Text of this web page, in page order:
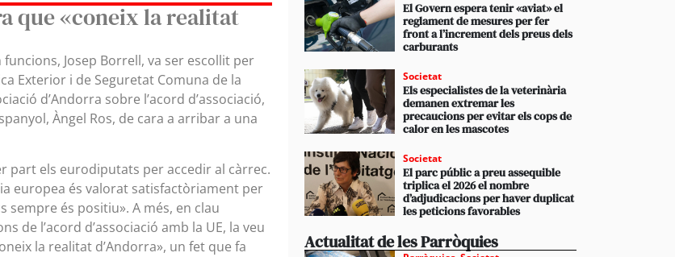
que «coneix la realitat
Josep Borrell, va ser escollit per
Exterior i de Seguretat Comuna de la
d’Andorra sobre l’acord d’associació,
Àngel Ros, de cara a arribar a una
part els eurodiputats per accedir al càrrec.
europea és valorat satisfactòriament per
sempre és positiu». A més, en clau
de l’acord d’associació amb la UE, la veu
la realitat d’Andorra», un fet que fa
El Govern espera tenir «aviat» el
reglament de mesures per fer
front a l’increment dels preus dels
carburants
Societat
Els especialistes de la veterinària
demanen extremar les
precaucions per evitar els cops de
calor en les mascotes
Societat
El parc públic a preu assequible
triplica el 2026 el nombre
d’adjudicacions per haver duplicat
les peticions favorables
Actualitat de les Parròquies